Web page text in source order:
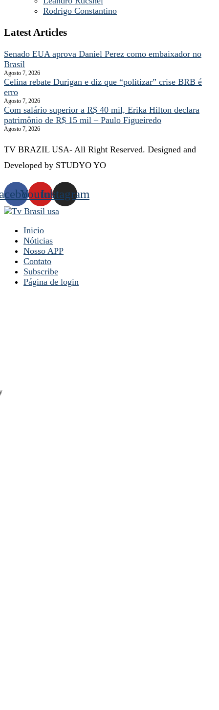
Rodrigo Constantino
Latest Articles
Senado EUA aprova Daniel Perez como embaixador no
Brasil
Agosto 7, 2026
Celina rebate Durigan e diz que “politizar” crise BRB é
erro
Agosto 7, 2026
Com salário superior a R$ 40 mil, Erika Hilton declara
patrimônio de R$ 15 mil – Paulo Figueiredo
Agosto 7, 2026
TV BRAZIL USA- All Right Reserved. Designed and
Developed by STUDYO YO
YoutubeInstagram
Inicio
Nóticias
Nosso APP
Contato
Subscribe
Página de login